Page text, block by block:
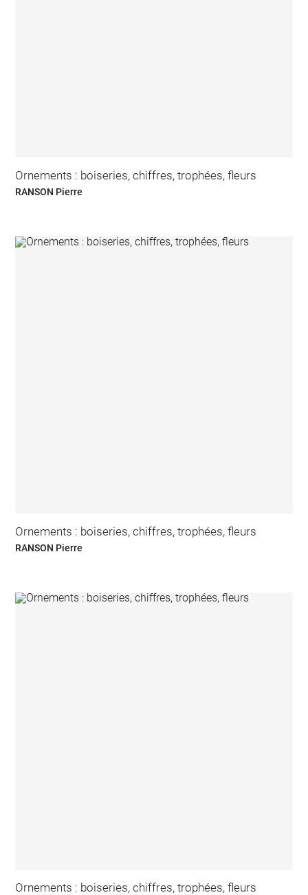
Ornements : boiseries, chiffres, trophées, fleurs
RANSON Pierre
Ornements : boiseries, chiffres, trophées, fleurs
RANSON Pierre
Ornements : boiseries, chiffres, trophées, fleurs